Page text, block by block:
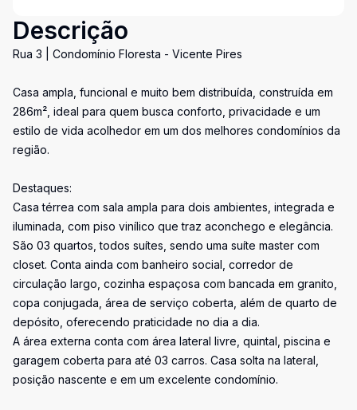
Descrição
Rua 3 | Condomínio Floresta - Vicente Pires
Casa ampla, funcional e muito bem distribuída, construída em
286m², ideal para quem busca conforto, privacidade e um
estilo de vida acolhedor em um dos melhores condomínios da
região.
Destaques:
Casa térrea com sala ampla para dois ambientes, integrada e
iluminada, com piso vinílico que traz aconchego e elegância.
São 03 quartos, todos suítes, sendo uma suíte master com
closet. Conta ainda com banheiro social, corredor de
circulação largo, cozinha espaçosa com bancada em granito,
copa conjugada, área de serviço coberta, além de quarto de
depósito, oferecendo praticidade no dia a dia.
A área externa conta com área lateral livre, quintal, piscina e
garagem coberta para até 03 carros. Casa solta na lateral,
posição nascente e em um excelente condomínio.